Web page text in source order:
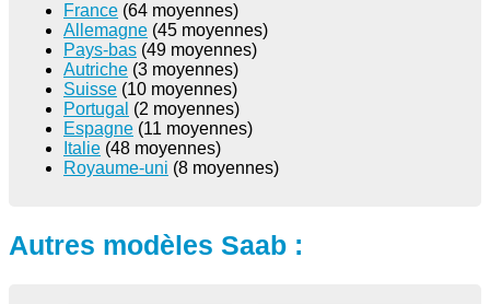
France (64 moyennes)
Allemagne (45 moyennes)
Pays-bas (49 moyennes)
Autriche (3 moyennes)
Suisse (10 moyennes)
Portugal (2 moyennes)
Espagne (11 moyennes)
Italie (48 moyennes)
Royaume-uni (8 moyennes)
Autres modèles Saab :